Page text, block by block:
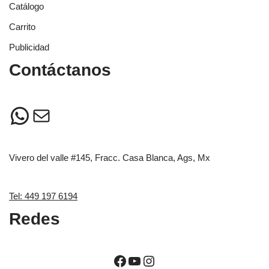
Catálogo
Carrito
Publicidad
Contáctanos
Vivero del valle #145, Fracc. Casa Blanca, Ags, Mx
Tel: 449 197 6194
Redes